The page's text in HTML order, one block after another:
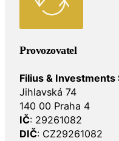
Provozovatel
Filius & Investments
Jihlavská 74
140 00 Praha 4
IČ: 29261082
DIČ: CZ29261082